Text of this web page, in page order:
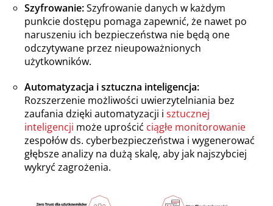
Szyfrowanie:Szyfrowanie danych w każdym
punkcie dostępu pomaga zapewnić, że nawet po
naruszeniu ich bezpieczeństwa nie będą one
odczytywane przez nieupoważnionych
użytkowników.
Automatyzacja i sztuczna inteligencja:
Rozszerzenie możliwości uwierzytelniania bez
zaufania dzięki automatyzacji i sztucznej
inteligencji może uprościć ciągłe monitorowanie
zespołów ds. cyberbezpieczeństwa i wygenerować
głębsze analizy na dużą skalę, aby jak najszybciej
wykryć zagrożenia.